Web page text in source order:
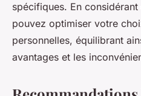
spécifiques. En
pouvez optimiser votre
personnelles, équilibrant
avantages et les